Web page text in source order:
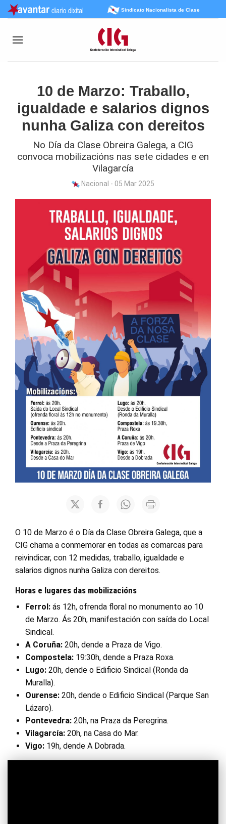
Sindicato Nacionalista de Clase
10 de Marzo: Traballo,
igualdade e salarios dignos
nunha Galiza con dereitos
No Día da Clase Obreira Galega, a CIG
convoca mobilizacións nas sete cidades e en
Vilagarcía
Nacional - 05 Mar 2025
O 10 de Marzo é o Día da Clase Obreira Galega, que a
CIG chama a conmemorar en todas as comarcas para
reivindicar, con 12 medidas, traballo, igualdade e
salarios dignos nunha Galiza con dereitos.
Horas e lugares das mobilizacións
Ferrol: ás 12h, ofrenda floral no monumento ao 10
de Marzo. Ás 20h, manifestación con saída do Local
Sindical.
A Coruña: 20h, dende a Praza de Vigo.
Compostela: 19:30h, dende a Praza Roxa.
Lugo: 20h, dende o Edificio Sindical (Ronda da
Muralla).
Ourense: 20h, dende o Edificio Sindical (Parque San
Lázaro).
Pontevedra: 20h, na Praza da Peregrina.
Vilagarcía: 20h, na Casa do Mar.
Vigo: 19h, dende A Dobrada.